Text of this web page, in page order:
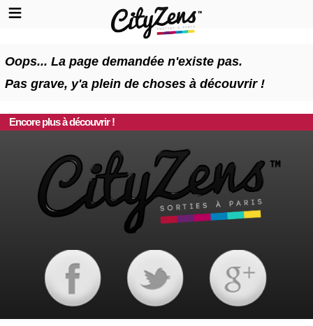
Oops... La page demandée n'existe pas.
Pas grave, y'a plein de choses à découvrir !
Encore plus à découvrir !